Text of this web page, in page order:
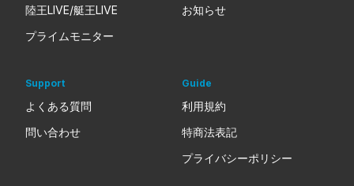
陸王LIVE/艇王LIVE
プライムモニター
お知らせ
Support
よくある質問
問い合わせ
Guide
利用規約
特商法表記
プライバシーポリシー